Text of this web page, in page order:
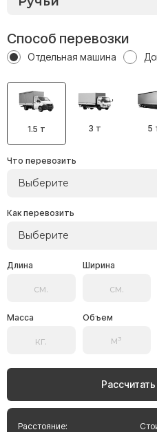
Способ перевозки
Отдельная машина
1.5 т 3 т 5
Что перевозить
Выберите
Как перевозить
Выберите
Длина Ширина
Масса Объем
Расстояние: